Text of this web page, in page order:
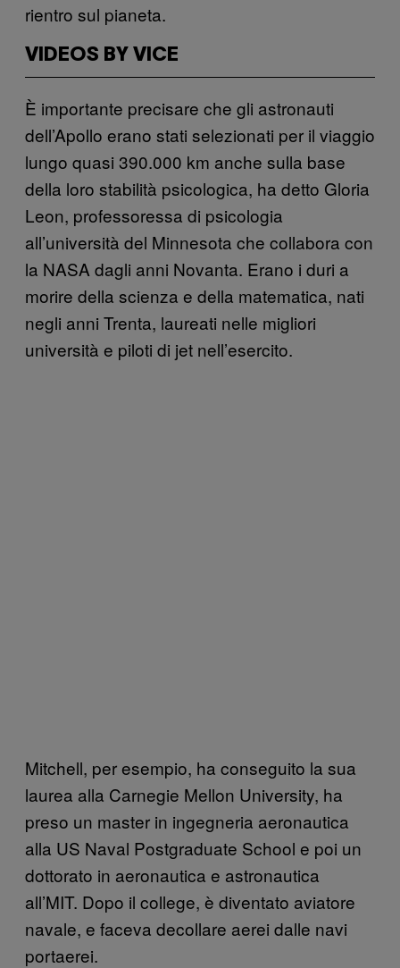
rientro sul pianeta.
VIDEOS BY VICE
È importante precisare che gli astronauti
dell’Apollo erano stati selezionati per il viaggio
lungo quasi 390.000 km anche sulla base
della loro stabilità psicologica, ha detto Gloria
Leon, professoressa di psicologia
all’università del Minnesota che collabora con
la NASA dagli anni Novanta. Erano i duri a
morire della scienza e della matematica, nati
negli anni Trenta, laureati nelle migliori
università e piloti di jet nell’esercito.
Mitchell, per esempio, ha conseguito la sua
laurea alla Carnegie Mellon University, ha
preso un master in ingegneria aeronautica
alla US Naval Postgraduate School e poi un
dottorato in aeronautica e astronautica
all’MIT. Dopo il college, è diventato aviatore
navale, e faceva decollare aerei dalle navi
portaerei.